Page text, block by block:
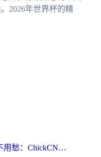
2026年世界杯的精
海外党选回国加速器不用愁：ChickCN和洞见哪个好？一篇搞定所有疑问